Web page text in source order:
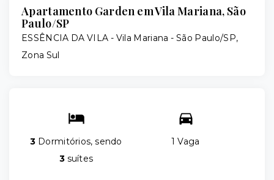
Apartamento Garden em Vila Mariana, São
Paulo/SP
ESSÊNCIA DA VILA - Vila Mariana - São Paulo/SP,
Zona Sul
3 Dormitórios, sendo
3suítes
1 Vaga